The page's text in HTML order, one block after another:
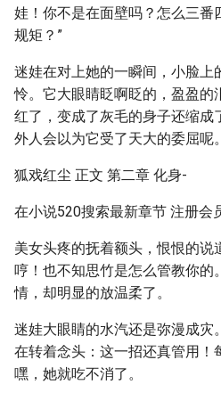
娃！你不是在面壁吗？怎么三番
规矩？”
迷娃在对上她的一瞬间，小脸上
怜。它大眼睛眨啊眨的，盈盈的
红了，变成了灰毛的身子还缩成
外人会以为它受了天大的委屈呢。
狐戏红尘 正文 第二章 化身-
在小说520搜索最新章节 注册会
美女头疼的抚着额头，恨恨的说
哼！也不知思竹是怎么管教你的
情，却明显的放温柔了。
迷娃大眼睛的水汽还是弥漫成灾
在转着念头：这一招还真管用！
嘿，她就吃不消了。